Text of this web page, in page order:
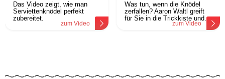
Das Video zeigt, wie man
Serviettenknödel perfekt
zubereitet.
zum Video
Was tun, wenn die Knödel
zerfallen? Aaron Waltl greift
für Sie in die Trickkiste und...
zum Video